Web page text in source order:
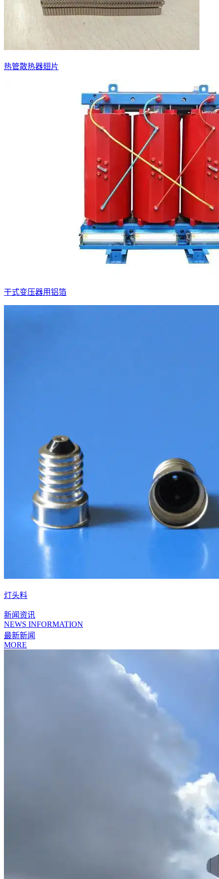
热管散热器翅片
干式变压器用铝箔
灯头料
新闻资讯
NEWS INFORMATION
最新新闻
MORE